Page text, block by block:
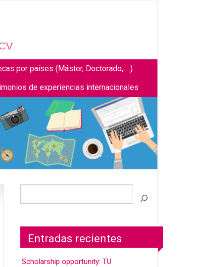
por países (Máster, Doctorado, …)
de experiencias internacionales
Entradas recientes
Scholarship opportunity: TU